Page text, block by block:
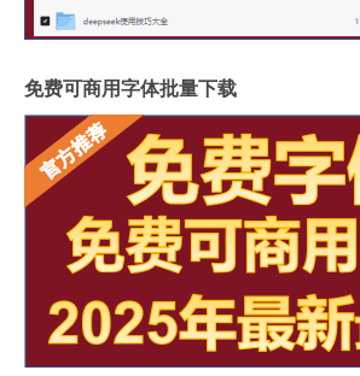
免费可商用字体批量下载